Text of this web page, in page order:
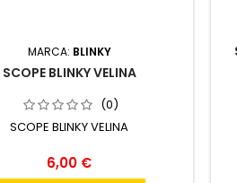
MARCA: BLINKY
SCOPE BLINKY VELINA
(0)
SCOPE BLINKY VELINA
Prezzo
6,00 €